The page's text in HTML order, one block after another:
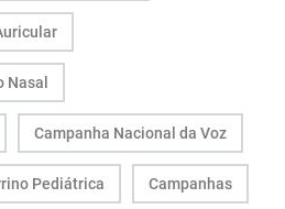
Nasal
Campanha Nacional da Voz
Pediátrica Campanhas